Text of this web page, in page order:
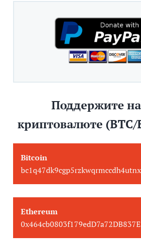
Поддержите
криптовалюте (BTC/
Bitcoin
Ethereum